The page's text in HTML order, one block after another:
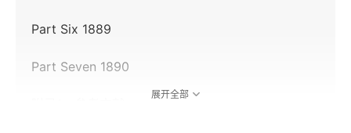
Part Six 1889
Part Seven 1890
展开全部